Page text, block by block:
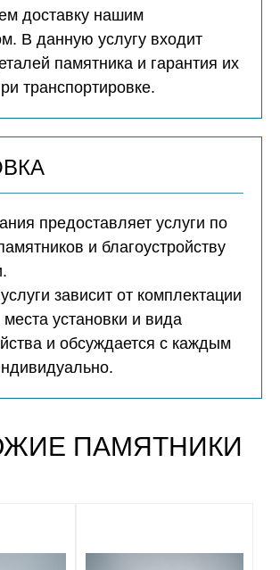
доставку нашим
В данную услугу входит
памятника и гарантия их
транспортировке.
предоставляет услуги по
и благоустройству
зависит от комплектации
установки и вида
и обсуждается с каждым
ПАМЯТНИКИ